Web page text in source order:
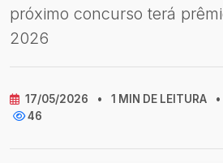
próximo concurso terá
2026
17/05/2026 • 1 MIN DE LEITURA
•
46